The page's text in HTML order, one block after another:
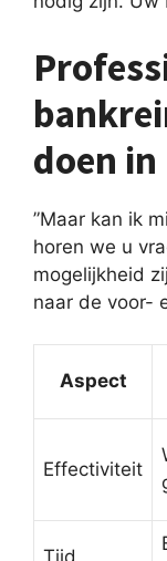
doen
”Maar kan ik
horen we u
mogelijkheid
naar de voor-
Aspect
Effectiviteit